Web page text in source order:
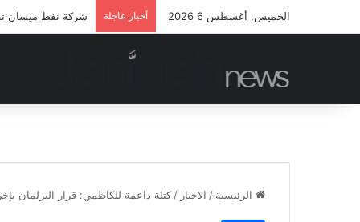
الخميس, أغسطس 6 2026 أخبار عاجلة شركة نفط ميسان
الرئيسية / الاخبار / كتلة داعمة للكاظمي: قرار البرلمان